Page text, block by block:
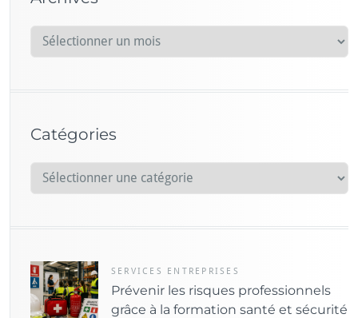
r
v
Catégories
a
o
r
i
SERVICES ENTREPRISES
Prévenir les risques professionnels
grâce à la formation santé et sécurité